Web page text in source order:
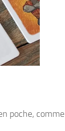
poche, comme